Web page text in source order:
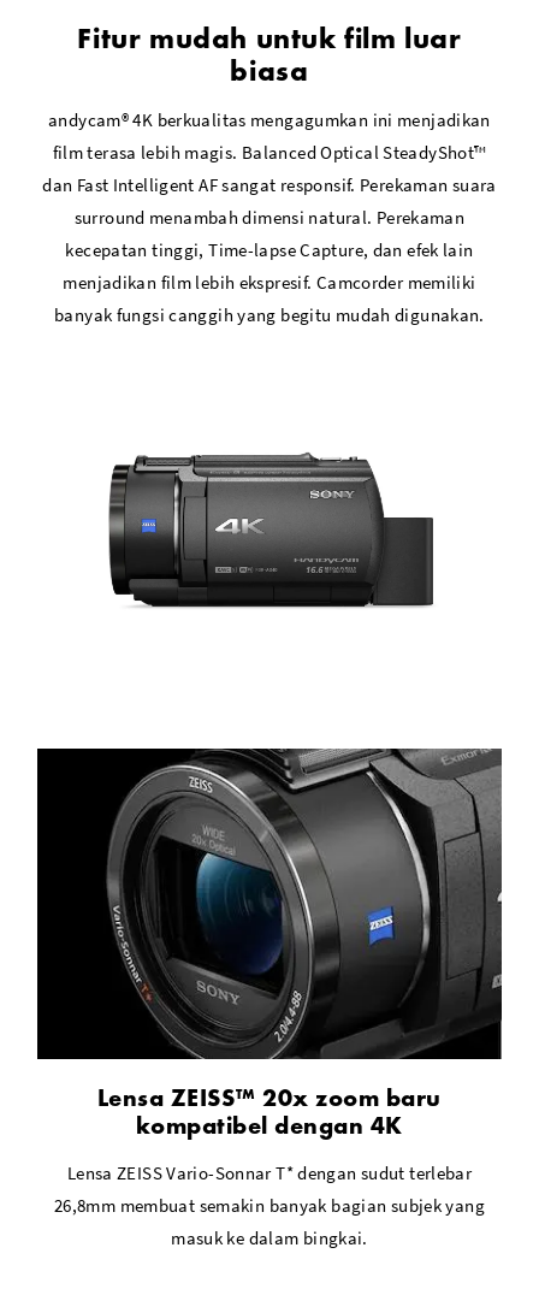
Fitur mudah untuk film luar
biasa
andycam® 4K berkualitas mengagumkan ini menjadikan
film terasa lebih magis. Balanced Optical SteadyShot™
dan Fast Intelligent AF sangat responsif. Perekaman suara
surround menambah dimensi natural. Perekaman
kecepatan tinggi, Time-lapse Capture, dan efek lain
menjadikan film lebih ekspresif. Camcorder memiliki
banyak fungsi canggih yang begitu mudah digunakan.
Lensa ZEISS™ 20x zoom baru
kompatibel dengan 4K
Lensa ZEISS Vario-Sonnar T* dengan sudut terlebar
26,8mm membuat semakin banyak bagian subjek yang
masuk ke dalam bingkai.